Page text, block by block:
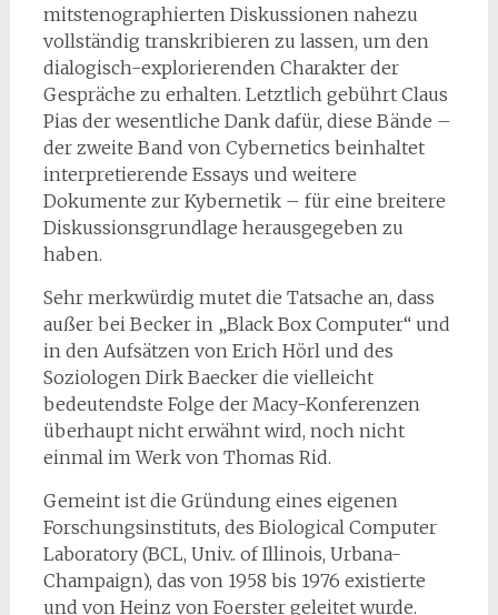
mitstenographierten Diskussionen nahezu
vollständig transkribieren zu lassen, um den
dialogisch-explorierenden Charakter der
Gespräche zu erhalten. Letztlich gebührt Claus
Pias der wesentliche Dank dafür, diese Bände –
der zweite Band von Cybernetics beinhaltet
interpretierende Essays und weitere
Dokumente zur Kybernetik – für eine breitere
Diskussionsgrundlage herausgegeben zu
haben.
Sehr merkwürdig mutet die Tatsache an, dass
außer bei Becker in „Black Box Computer“ und
in den Aufsätzen von Erich Hörl und des
Soziologen Dirk Baecker die vielleicht
bedeutendste Folge der Macy-Konferenzen
überhaupt nicht erwähnt wird, noch nicht
einmal im Werk von Thomas Rid.
Gemeint ist die Gründung eines eigenen
Forschungsinstituts, des Biological Computer
Laboratory (BCL, Univ.. of Illinois, Urbana-
Champaign), das von 1958 bis 1976 existierte
und von Heinz von Foerster geleitet wurde.